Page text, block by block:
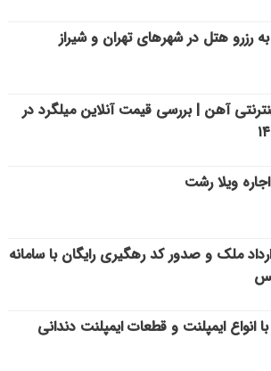
رزرو هتل در شهرهای تهران و شیراز
آهن | بررسی قیمت آنلاین میلگرد در
ویلا رشت
ملک و صدور کد رهگیری رایگان با سامانه
انواع ایمپلنت و قطعات ایمپلنت دندانی